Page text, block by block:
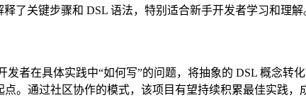
了关键步骤和 DSL 语法，特别适合新手开发者学习和理解
者在具体实践中“如何写”的问题，将抽象的 DSL 概念转
。通过社区协作的模式，该项目有望持续积累最佳实践